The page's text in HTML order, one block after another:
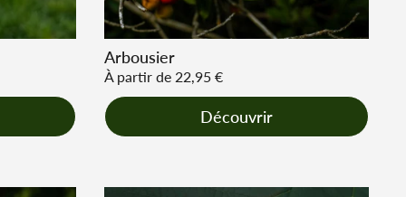
Arbousier
Prix régulier
À partir de 22,95 €
Découvrir